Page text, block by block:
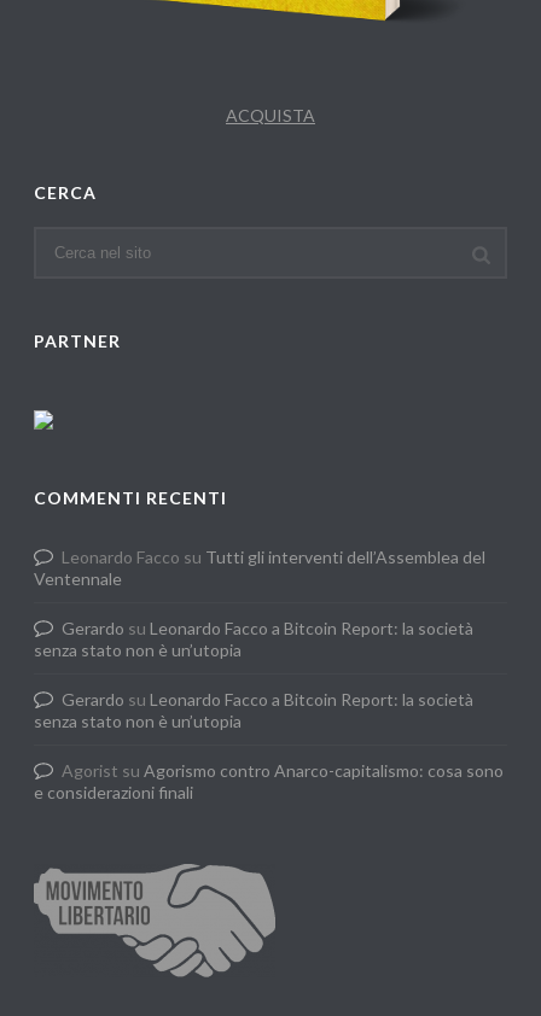
ACQUISTA
CERCA
PARTNER
COMMENTI RECENTI
Leonardo Facco su Tutti gli interventi dell’Assemblea del
Ventennale
Gerardo su Leonardo Facco a Bitcoin Report: la società
senza stato non è un’utopia
Gerardo su Leonardo Facco a Bitcoin Report: la società
senza stato non è un’utopia
Agorist suAgorismo contro Anarco-capitalismo: cosa sono
e considerazioni finali